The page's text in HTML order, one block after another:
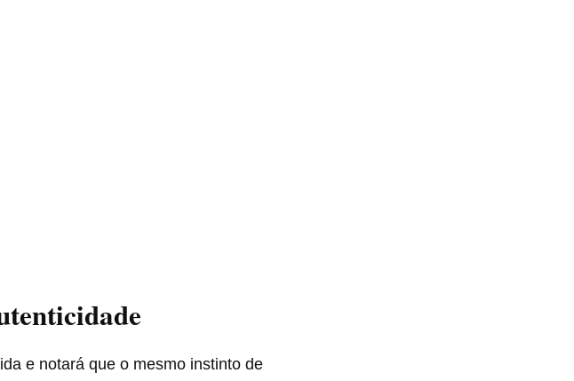
e notará que o mesmo instinto de